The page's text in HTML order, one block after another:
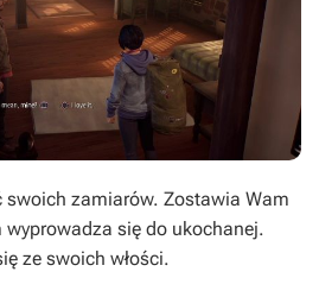
swoich zamiarów. Zostawia Wam
wyprowadza się do ukochanej.
ze swoich włości.